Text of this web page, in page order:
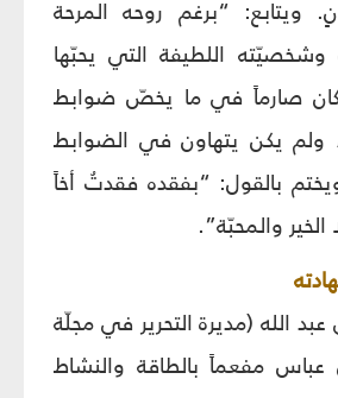
ويتابع: “برغم روحه المرحة
وشخصيّته اللطيفة التي يحبّها
كان صارماً في ما يخصّ ضوابط
ولم يكن يتهاون في الضوابط
بالقول: “بفقده فقدتُ أخاً
الخير والمحبّة”.
الله (مديرة التحرير في مجلّة
عباس مفعماً بالطاقة والنشاط